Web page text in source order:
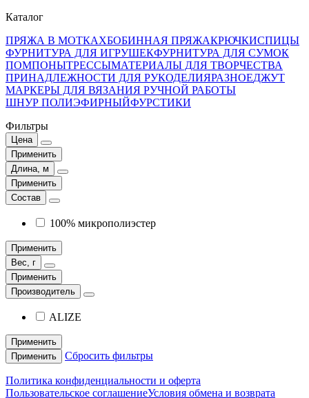
Каталог
ПРЯЖА В МОТКАХБОБИННАЯ ПРЯЖАКРЮЧКИСПИЦЫ
ФУРНИТУРА ДЛЯ ИГРУШЕКФУРНИТУРА ДЛЯ СУМОК
ПОМПОНЫТРЕССЫМАТЕРИАЛЫ ДЛЯ ТВОРЧЕСТВА
ПРИНАДЛЕЖНОСТИ ДЛЯ РУКОДЕЛИЯРАЗНОЕДЖУТ
МАРКЕРЫ ДЛЯ ВЯЗАНИЯ РУЧНОЙ РАБОТЫ
ШНУР ПОЛИЭФИРНЫЙФУРСТИКИ
Фильтры
Цена
Применить
Длина, м
Применить
Состав
100% микрополиэстер
Применить
Вес, г
Применить
Производитель
ALIZE
Применить
Применить
Сбросить фильтры
Политика конфиденциальности и оферта
Пользовательское соглашениеУсловия обмена и возврата